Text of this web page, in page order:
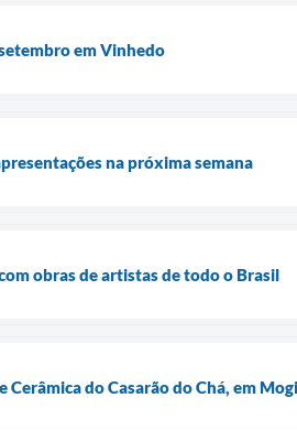
em Vinhedo
na próxima semana
obras de artistas de todo o Brasil
do Casarão do Chá, em